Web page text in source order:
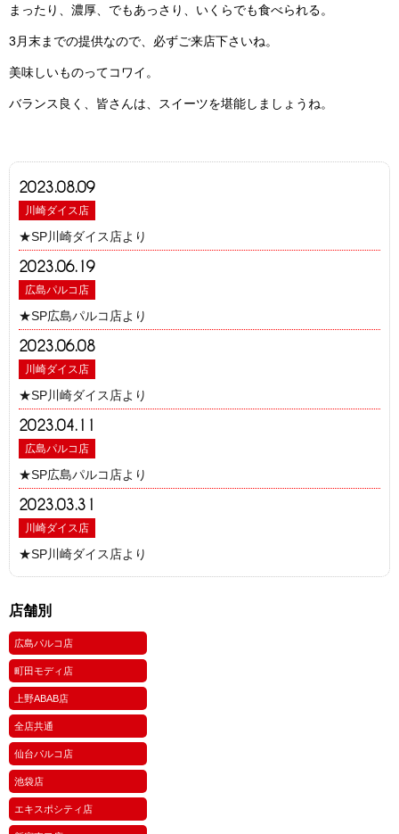
2023.08.09
川崎ダイス店
★SP川崎ダイス店より
2023.06.19
広島パルコ店
★SP広島パルコ店より
2023.06.08
川崎ダイス店
★SP川崎ダイス店より
2023.04.11
広島パルコ店
★SP広島パルコ店より
2023.03.31
川崎ダイス店
★SP川崎ダイス店より
店舗別
広島パルコ店
町田モディ店
上野ABAB店
全店共通
仙台パルコ店
池袋店
エキスポシティ店
まったり、濃厚、でもあっさり、いくらでも食べられる。
3月末までの提供なので、必ずご来店下さいね。
美味しいものってコワイ。
バランス良く、皆さんは、スイーツを堪能しましょうね。